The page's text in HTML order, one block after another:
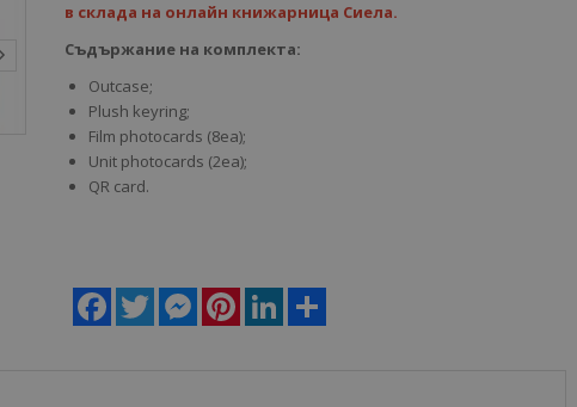
в склада на онлайн книжарница Сиела.
Съдържание на комплекта:
Outcase;
Plush keyring;
Film photocards (8ea);
Unit photocards (2ea);
QR card.
Facebook
Twitter MessengerPinterestLinkedIn